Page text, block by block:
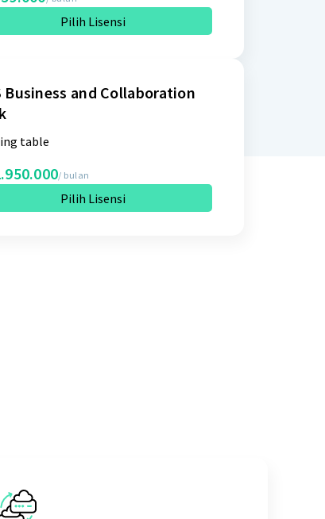
Pilih Lisensi
Business and Collaboration
table
/ bulan
Pilih Lisensi